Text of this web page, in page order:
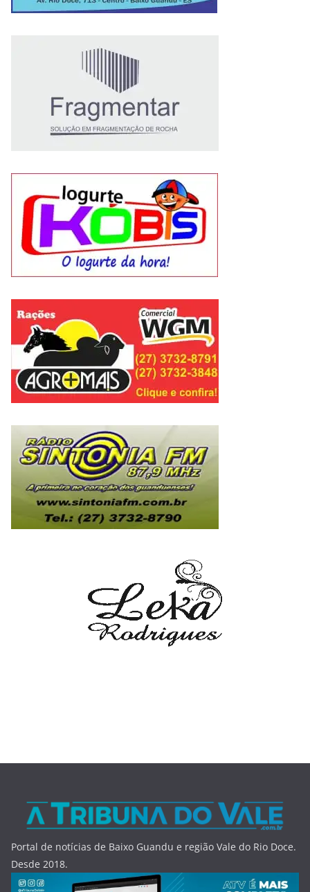
Portal de notícias de Baixo Guandu e região Vale do Rio Doce.
Desde 2018.